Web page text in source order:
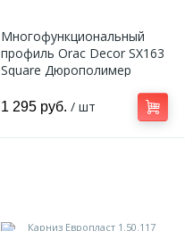
Многофункциональный
профиль Orac Decor SX163
Square Дюрополимер
1 295 руб. / шт